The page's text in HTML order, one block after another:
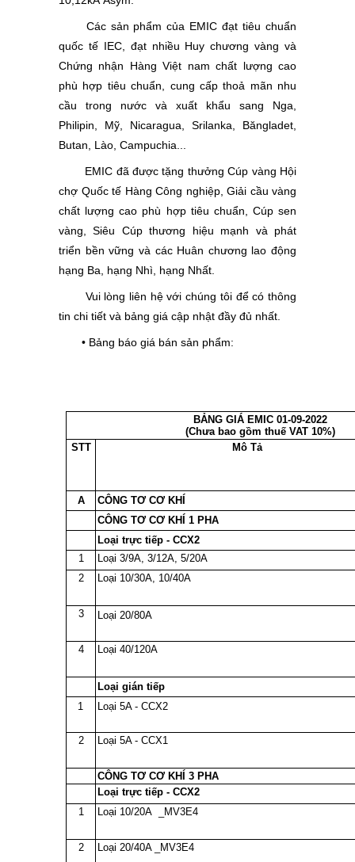
Các sản phẩm của EMIC đạt tiêu chuẩn
quốc tế IEC, đạt nhiều Huy chương vàng và
Chứng nhận Hàng Việt nam chất lượng cao
phù hợp tiêu chuẩn, cung cấp thoả mãn nhu
cầu trong nước và xuất khẩu sang Nga,
Philipin, Mỹ, Nicaragua, Srilanka, Băngladet,
Butan, Lào, Campuchia...
EMIC đã được tặng thưởng Cúp vàng Hội
chợ Quốc tế Hàng Công nghiệp, Giải cầu vàng
chất lượng cao phù hợp tiêu chuẩn, Cúp sen
vàng, Siêu Cúp thương hiệu mạnh và phát
triển bền vững và các Huân chương lao động
hạng Ba, hạng Nhì, hạng Nhất.
Vui lòng liên hệ với chúng tôi để có thông
tin chi tiết và bảng giá cập nhật đầy đủ nhất.
• Bảng báo giá bán sản phẩm:
BẢNG GIÁ EMIC 01-09-2022
(Chưa bao gồm thuế VAT 10%)
STT
Mô Tả
A
CÔNG TƠ CƠ KHÍ
CÔNG TƠ CƠ KHÍ 1 PHA
Loại trực tiếp - CCX2
1
Loại 3/9A, 3/12A, 5/20A
2
Loại 10/30A, 10/40A
3 Loại 20/80A
4 Loại 40/120A
Loại gián tiếp
1
Loại 5A - CCX2
2 Loại 5A - CCX1
CÔNG TƠ CƠ KHÍ 3 PHA
Loại trực tiếp - CCX2
1
Loại 10/20A _MV3E4
2 Loại 20/40A _MV3E4